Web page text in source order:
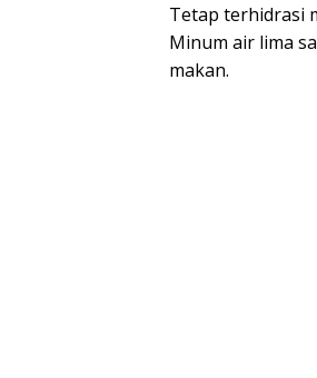
Tetap terhidrasi
Minum air lima
makan.